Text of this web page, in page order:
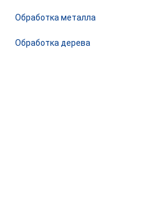
Обработка металла
Обработка дерева